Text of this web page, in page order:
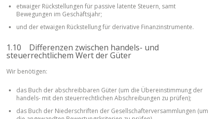
etwaiger Rückstellungen für passive latente Steuern, samt
Bewegungen im Geschäftsjahr;
und der etwaigen Rückstellung für derivative Finanzinstrumente.
1.10 Differenzen zwischen handels- und
steuerrechtlichem Wert der Güter
Wir benötigen:
das Buch der abschreibbaren Güter (um die Übereinstimmung der
handels- mit den steuerrechtlichen Abschreibungen zu prüfen);
das Buch der Niederschriften der Gesellschafterversammlungen (um